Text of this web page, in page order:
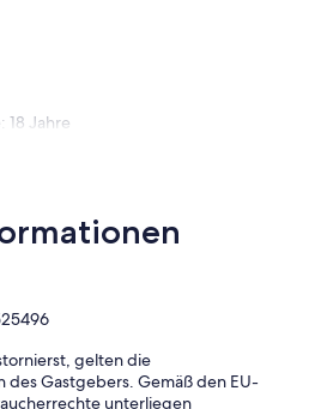
Jahre
gelten die
Gastgebers. Gemäß den EU-
unterliegen